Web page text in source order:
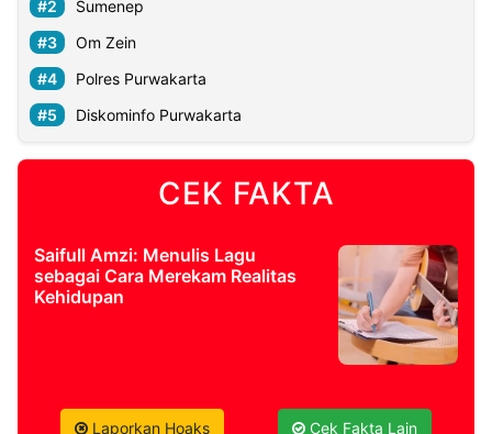
Sumenep
Om Zein
Polres Purwakarta
Diskominfo Purwakarta
CEK FAKTA
Saifull Amzi: Menulis Lagu
sebagai Cara Merekam Realitas
Kehidupan
Laporkan Hoaks Cek Fakta Lain